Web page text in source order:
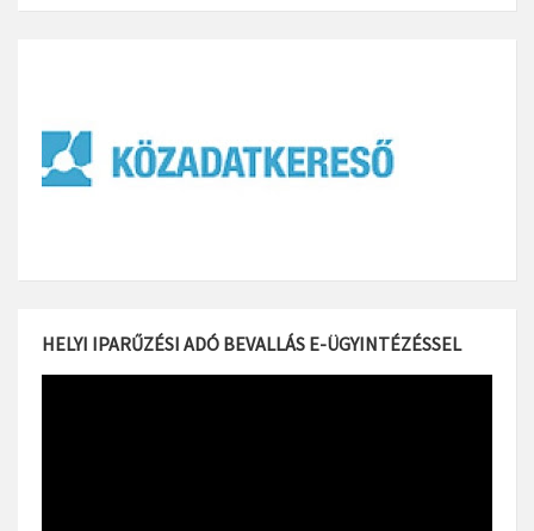
HELYI IPARŰZÉSI ADÓ BEVALLÁS E-ÜGYINTÉZÉSSEL